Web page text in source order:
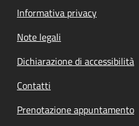
Informativa privacy
Note legali
Dichiarazione di accessibilità
Contatti
Prenotazione appuntamento